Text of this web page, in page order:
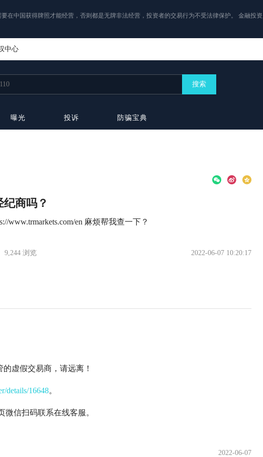
在中国获得牌照才能经营，否则都是无牌非法经营，投资者的交易行为不受法律保护。 金融投
中心
搜索
曝光 投诉 防骗宝典
商吗？
www.trmarkets.com/en 麻烦帮我查一下？
9,244 浏览 2022-06-07 10:20:17
虚假交易商，请远离！
details/16648。
信扫码联系在线客服。
2022-06-07